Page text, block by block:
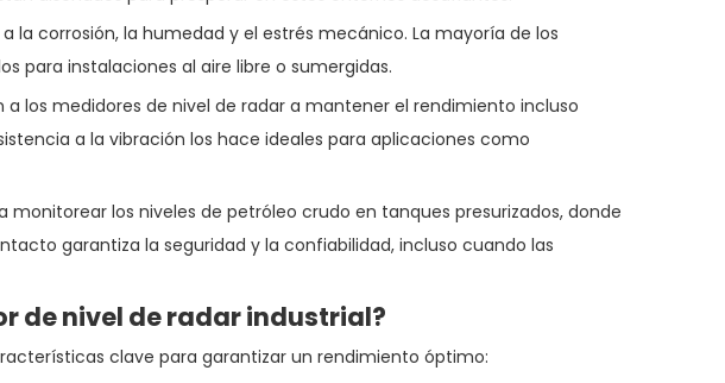
la corrosión, la humedad y el estrés mecánico. La mayoría de los
para instalaciones al aire libre o sumergidas.
los medidores de nivel de radar a mantener el rendimiento incluso
a la vibración los hace ideales para aplicaciones como
los niveles de petróleo crudo en tanques presurizados, donde
garantiza la seguridad y la confiabilidad, incluso cuando las
de nivel de radar industrial?
clave para garantizar un rendimiento óptimo: